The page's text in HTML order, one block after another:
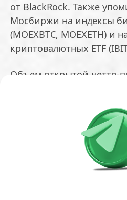
от BlackRock. Также
Мосбиржи на индексы
(MOEXBTC, MOEXETH) и
криптовалютных ETF
Объем открытой нетто-
участников составляло
Около 3800 человек
в ЦФА. В рамках
271 участник